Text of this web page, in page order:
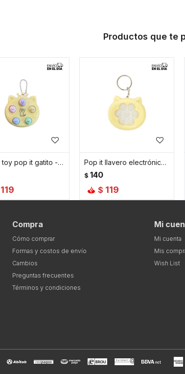
Productos que te
Fidget toy pop it gatito - Amarillo
119
Pop it llavero electrónico de gatito - Amarillo
$ 140
$ 119
Compra
Cómo comprar
Formas y costos de envío
Cambios
Preguntas frecuentes
Términos y condiciones
Mi
Mi cuenta
Mis
Wish List